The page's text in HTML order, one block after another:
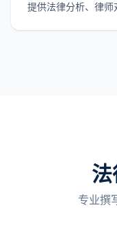
提供法律分析、律师
专业撰